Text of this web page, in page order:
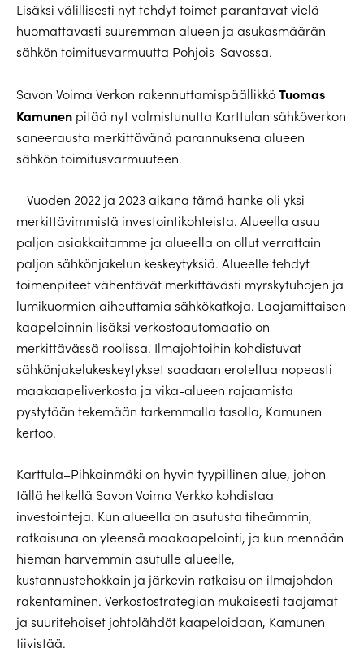
Lisäksi välillisesti nyt tehdyt toimet parantavat vielä
huomattavasti suuremman alueen ja asukasmäärän
sähkön toimitusvarmuutta Pohjois-Savossa.
Savon Voima Verkon rakennuttamispäällikköTuomas
Kamunen pitää nyt valmistunutta Karttulan sähköverkon
saneerausta merkittävänä parannuksena alueen
sähkön toimitusvarmuuteen.
– Vuoden 2022 ja 2023 aikana tämä hanke oli yksi
merkittävimmistä investointikohteista. Alueella asuu
paljon asiakkaitamme ja alueella on ollut verrattain
paljon sähkönjakelun keskeytyksiä. Alueelle tehdyt
toimenpiteet vähentävät merkittävästi myrskytuhojen ja
lumikuormien aiheuttamia sähkökatkoja. Laajamittaisen
kaapeloinnin lisäksi verkostoautomaatio on
merkittävässä roolissa. Ilmajohtoihin kohdistuvat
sähkönjakelukeskeytykset saadaan eroteltua nopeasti
maakaapeliverkosta ja vika-alueen rajaamista
pystytään tekemään tarkemmalla tasolla, Kamunen
kertoo.
Karttula–Pihkainmäki on hyvin tyypillinen alue, johon
tällä hetkellä Savon Voima Verkko kohdistaa
investointeja. Kun alueella on asutusta tiheämmin,
ratkaisuna on yleensä maakaapelointi, ja kun mennään
hieman harvemmin asutulle alueelle,
kustannustehokkain ja järkevin ratkaisu on ilmajohdon
rakentaminen. Verkostostrategian mukaisesti taajamat
ja suuritehoiset johtolähdöt kaapeloidaan, Kamunen
tiivistää.